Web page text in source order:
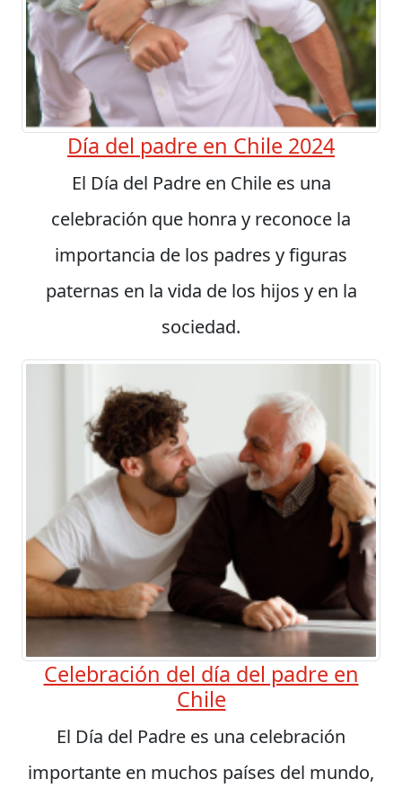
Día del padre en Chile 2024
El Día del Padre en Chile es una
celebración que honra y reconoce la
importancia de los padres y figuras
paternas en la vida de los hijos y en la
sociedad.
Celebración del día del padre en
Chile
El Día del Padre es una celebración
importante en muchos países del mundo,